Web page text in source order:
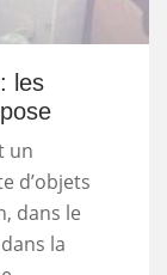
les
un
d’objets
dans le
la